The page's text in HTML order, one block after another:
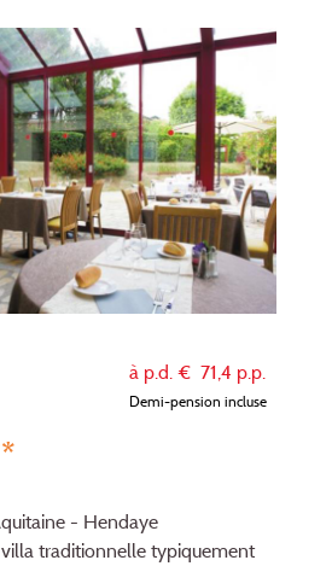
à p.d. € 71,4 p.p.
Demi-pension incluse
- Hendaye
traditionnelle typiquement